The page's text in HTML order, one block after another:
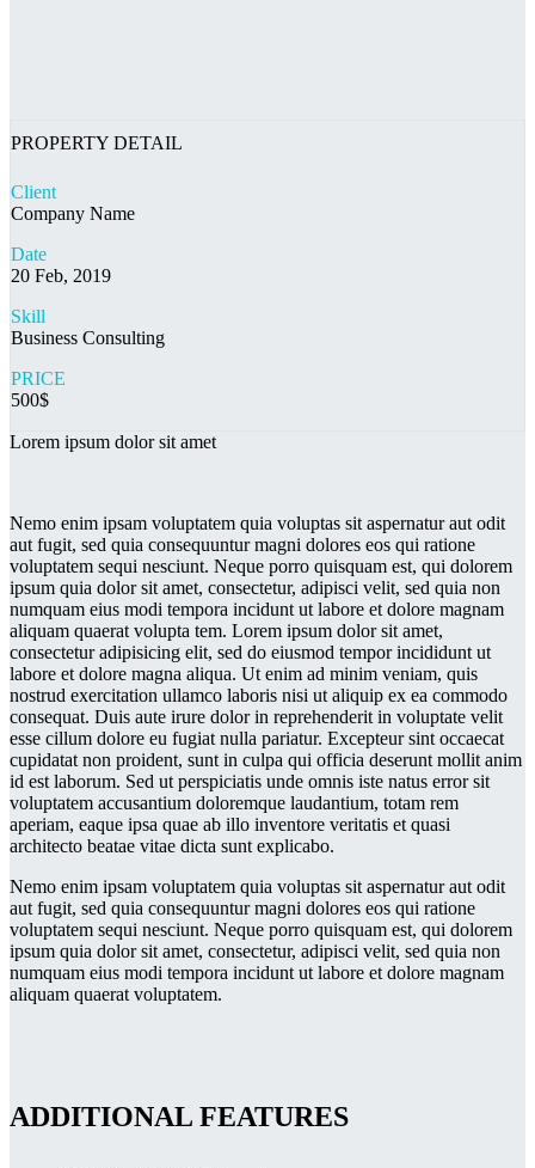
PROPERTY DETAIL
Client
Company Name
Date
20 Feb, 2019
Skill
Business Consulting
PRICE
500$
Lorem ipsum dolor sit amet
Nemo enim ipsam voluptatem quia voluptas sit aspernatur aut odit
aut fugit, sed quia consequuntur magni dolores eos qui ratione
voluptatem sequi nesciunt. Neque porro quisquam est, qui dolorem
ipsum quia dolor sit amet, consectetur, adipisci velit, sed quia non
numquam eius modi tempora incidunt ut labore et dolore magnam
aliquam quaerat volupta tem. Lorem ipsum dolor sit amet,
consectetur adipisicing elit, sed do eiusmod tempor incididunt ut
labore et dolore magna aliqua. Ut enim ad minim veniam, quis
nostrud exercitation ullamco laboris nisi ut aliquip ex ea commodo
consequat. Duis aute irure dolor in reprehenderit in voluptate velit
esse cillum dolore eu fugiat nulla pariatur. Excepteur sint occaecat
cupidatat non proident, sunt in culpa qui officia deserunt mollit anim
id est laborum. Sed ut perspiciatis unde omnis iste natus error sit
voluptatem accusantium doloremque laudantium, totam rem
aperiam, eaque ipsa quae ab illo inventore veritatis et quasi
architecto beatae vitae dicta sunt explicabo.
Nemo enim ipsam voluptatem quia voluptas sit aspernatur aut odit
aut fugit, sed quia consequuntur magni dolores eos qui ratione
voluptatem sequi nesciunt. Neque porro quisquam est, qui dolorem
ipsum quia dolor sit amet, consectetur, adipisci velit, sed quia non
numquam eius modi tempora incidunt ut labore et dolore magnam
aliquam quaerat voluptatem.
ADDITIONAL FEATURES